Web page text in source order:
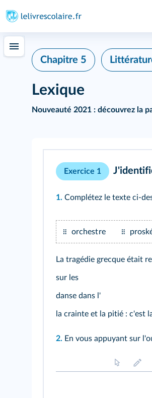
Chapitre 5
Lexique
Nouveauté 2021 : découvrez la
Exercice 1
1. Complétez le texte ci-
orchestre
La tragédie grecque était
sur les
danse dans l'
la crainte et la pitié : c'est
2. En vous appuyant sur